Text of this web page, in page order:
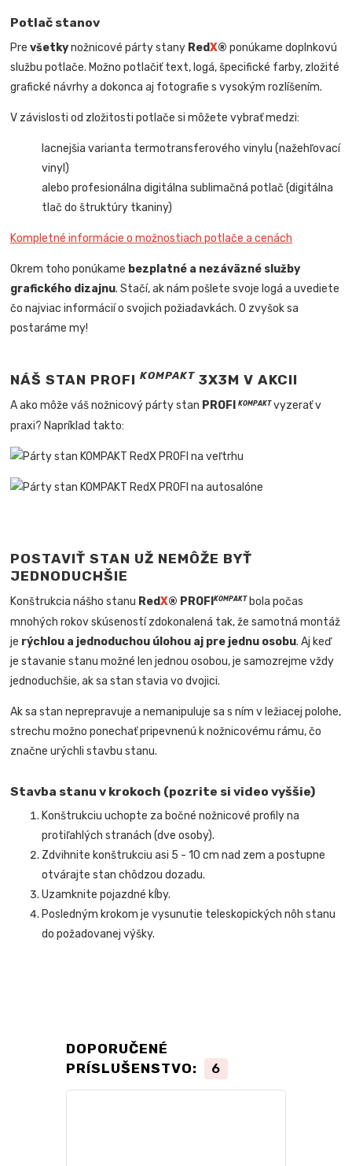
Potlač stanov
Prevšetkynožnicové párty stany RedX® ponúkame doplnkovú
službu potlače. Možno potlačiť text, logá, špecifické farby, zložité
grafické návrhy a dokonca aj fotografie s vysokým rozlíšením.
V závislosti od zložitosti potlače si môžete vybrať medzi:
lacnejšia varianta termotransferového vinylu (nažehľovací
vinyl)
alebo profesionálna digitálna sublimačná potlač (digitálna
tlač do štruktúry tkaniny)
Kompletné informácie o možnostiach potlače a cenách
Okrem toho ponúkame bezplatné a nezáväzné služby
grafického dizajnu. Stačí, ak nám pošlete svoje logá a uvediete
čo najviac informácií o svojich požiadavkách. O zvyšok sa
postaráme my!
NÁŠ STAN PROFIKOMPAKT 3X3M V AKCII
A ako môže váš nožnicový párty stan PROFIKOMPAKTvyzerať v
praxi? Napríklad takto:
POSTAVIŤ STAN UŽ NEMÔŽE BYŤ
JEDNODUCHŠIE
Konštrukcia nášho stanu RedX® PROFIKOMPAKT bola počas
mnohých rokov skúseností zdokonalená tak, že samotná montáž
je rýchlou a jednoduchou úlohou aj pre jednu osobu. Aj keď
je stavanie stanu možné len jednou osobou, je samozrejme vždy
jednoduchšie, ak sa stan stavia vo dvojici.
Ak sa stan neprepravuje a nemanipuluje sa s ním v ležiacej polohe,
strechu možno ponechať pripevnenú k nožnicovému rámu, čo
značne urýchli stavbu stanu.
Stavba stanu v krokoch (pozrite si video vyššie)
Konštrukciu uchopte za bočné nožnicové profily na
protiľahlých stranách (dve osoby).
Zdvihnite konštrukciu asi 5 - 10 cm nad zem a postupne
otvárajte stan chôdzou dozadu.
Uzamknite pojazdné kĺby.
Posledným krokom je vysunutie teleskopických nôh stanu
do požadovanej výšky.
DOPORUČENÉ
PRÍSLUŠENSTVO:
6